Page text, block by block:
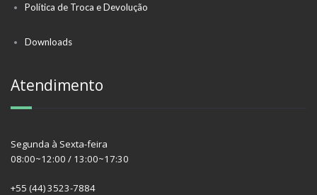
Política de Troca e Devolução
Downloads
Atendimento
Segunda à Sexta-feira
08:00~12:00 / 13:00~17:30
+55 (44) 3523-7884